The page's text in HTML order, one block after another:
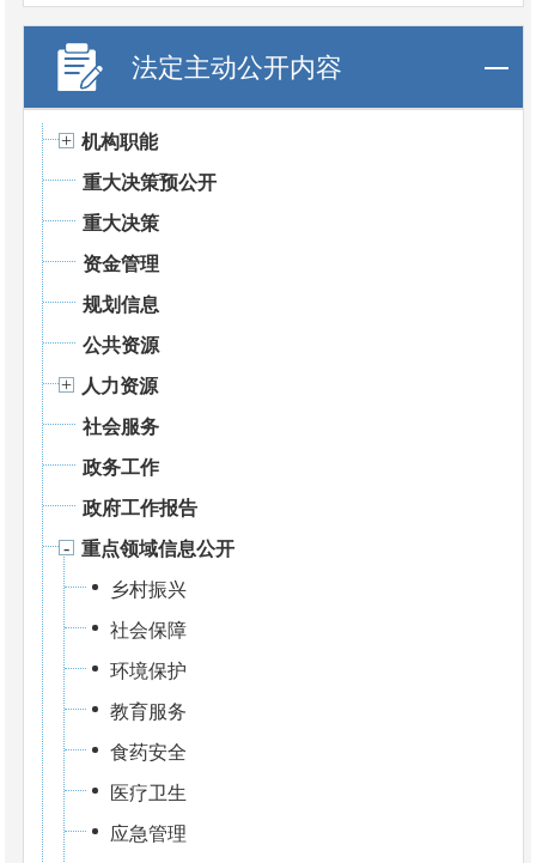
法定主动公开内容
机构职能
重大决策预公开
重大决策
资金管理
规划信息
公共资源
人力资源
社会服务
政务工作
政府工作报告
重点领域信息公开
乡村振兴
社会保障
环境保护
教育服务
食药安全
医疗卫生
应急管理